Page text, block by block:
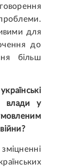
для
до
більш
влади у